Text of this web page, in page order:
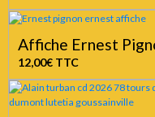
Affiche Ernest
12,00€ TTC